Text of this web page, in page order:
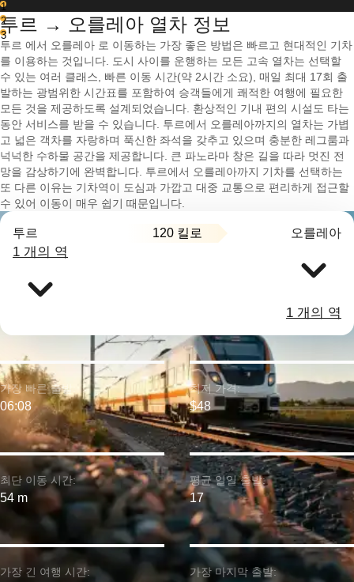
1
2
3
투르 → 오를레아 열차 정보
투르 에서 오를레아 로 이동하는 가장 좋은 방법은 빠르고 현대적인 기차
를 이용하는 것입니다. 도시 사이를 운행하는 모든 고속 열차는 선택할
수 있는 여러 클래스, 빠른 이동 시간(약 2시간 소요), 매일 최대 17회 출
발하는 광범위한 시간표를 포함하여 승객들에게 쾌적한 여행에 필요한
모든 것을 제공하도록 설계되었습니다. 환상적인 기내 편의 시설도 타는
동안 서비스를 받을 수 있습니다. 투르에서 오를레아까지의 열차는 가볍
고 넓은 객차를 자랑하며 푹신한 좌석을 갖추고 있으며 충분한 레그룸과
넉넉한 수하물 공간을 제공합니다. 큰 파노라마 창은 길을 따라 멋진 전
망을 감상하기에 완벽합니다. 투르에서 오를레아까지 기차를 선택하는
또 다른 이유는 기차역이 도심과 가깝고 대중 교통으로 편리하게 접근할
수 있어 이동이 매우 쉽기 때문입니다.
투르 120 킬로 오를레아
1 개의 역
1 개의 역
최단 이동 시간:
54 m
가장 빠른 출발:
06:08
가장 긴 여행 시간:
최저 가격:
$48
평균 일일 출발:
17
가장 마지막 출발: